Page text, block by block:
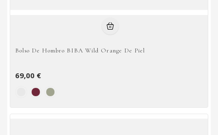
Bolso De Hombro BIBA Wild Orange De Piel
69,00 €